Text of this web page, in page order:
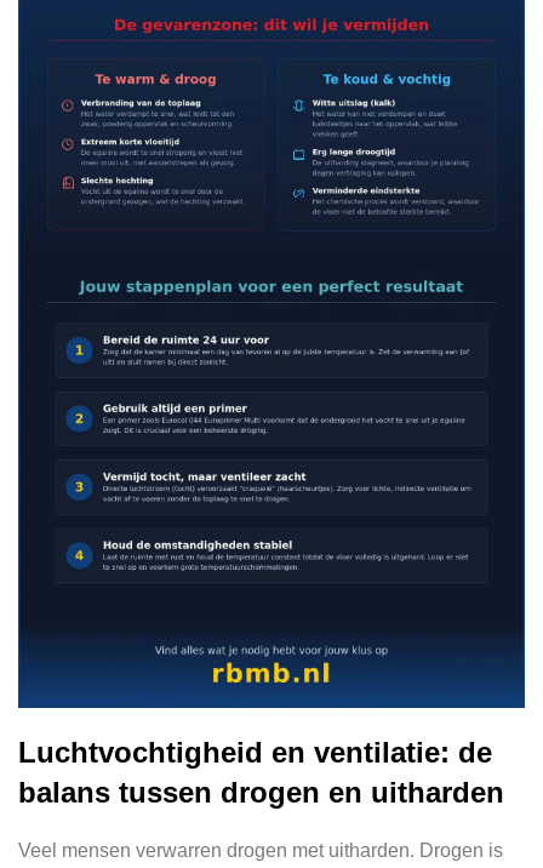
Luchtvochtigheid en ventilatie: de
balans tussen drogen en uitharden
Veel mensen verwarren drogen met uitharden. Drogen is